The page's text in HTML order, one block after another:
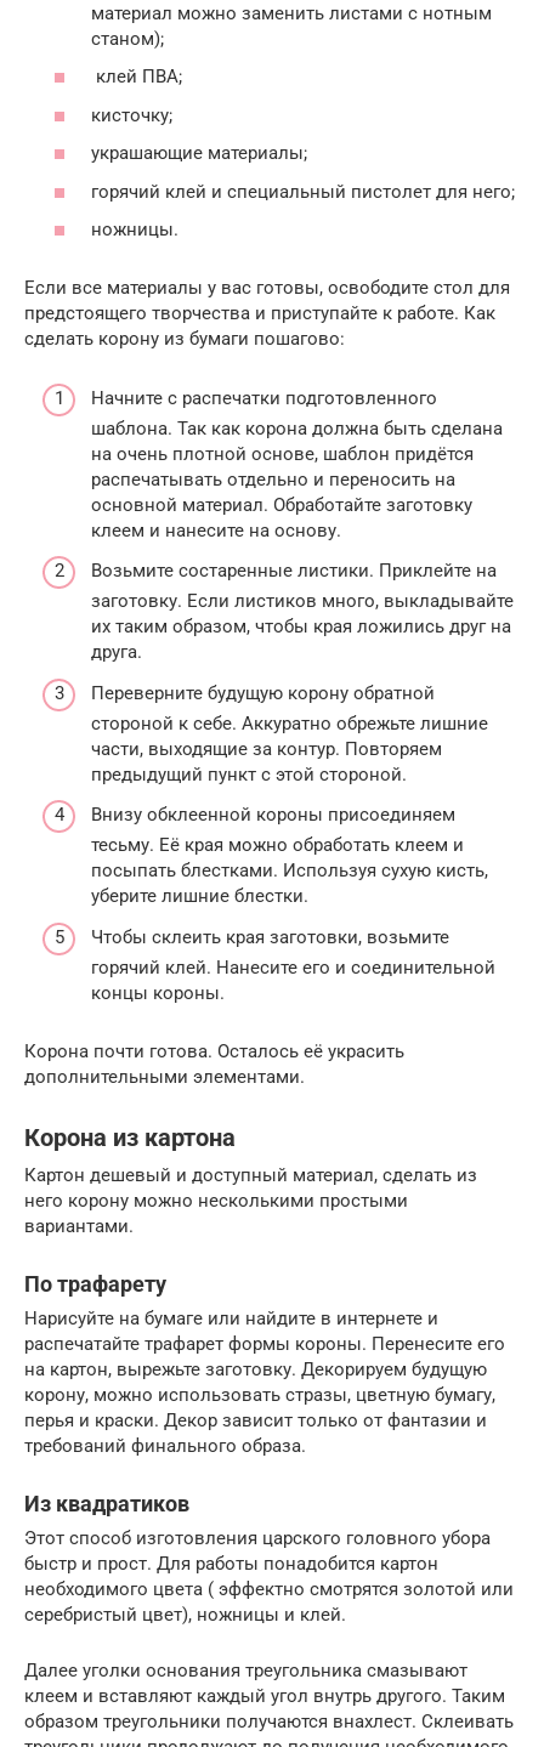
материал можно заменить листами с нотным
станом);
клей ПВА;
кисточку;
украшающие материалы;
горячий клей и специальный пистолет для него;
ножницы.
Если все материалы у вас готовы, освободите стол для
предстоящего творчества и приступайте к работе. Как
сделать корону из бумаги пошагово:
Начните с распечатки подготовленного
шаблона. Так как корона должна быть сделана
на очень плотной основе, шаблон придётся
распечатывать отдельно и переносить на
основной материал. Обработайте заготовку
клеем и нанесите на основу.
Возьмите состаренные листики. Приклейте на
заготовку. Если листиков много, выкладывайте
их таким образом, чтобы края ложились друг на
друга.
Переверните будущую корону обратной
стороной к себе. Аккуратно обрежьте лишние
части, выходящие за контур. Повторяем
предыдущий пункт с этой стороной.
Внизу обклеенной короны присоединяем
тесьму. Её края можно обработать клеем и
посыпать блестками. Используя сухую кисть,
уберите лишние блестки.
Чтобы склеить края заготовки, возьмите
горячий клей. Нанесите его и соединительной
концы короны.
Корона почти готова. Осталось её украсить
дополнительными элементами.
Корона из картона
Картон дешевый и доступный материал, сделать из
него корону можно несколькими простыми
вариантами.
По трафарету
Нарисуйте на бумаге или найдите в интернете и
распечатайте трафарет формы короны. Перенесите его
на картон, вырежьте заготовку. Декорируем будущую
корону, можно использовать стразы, цветную бумагу,
перья и краски. Декор зависит только от фантазии и
требований финального образа.
Из квадратиков
Этот способ изготовления царского головного убора
быстр и прост. Для работы понадобится картон
необходимого цвета ( эффектно смотрятся золотой или
серебристый цвет), ножницы и клей.
Далее уголки основания треугольника смазывают
клеем и вставляют каждый угол внутрь другого. Таким
образом треугольники получаются внахлест. Склеивать